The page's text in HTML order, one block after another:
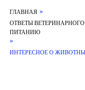
ГЛАВНАЯ »
ОТВЕТЫ
ПИТАНИЮ
»
ИНТЕРЕСНОЕ О